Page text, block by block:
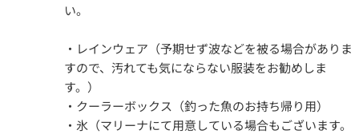
い。
・レインウェア（予期せず波などを被る場合がありま
すので、汚れても気にならない服装をお勧めしま
す。）
・クーラーボックス（釣った魚のお持ち帰り用）
・氷（マリーナにて用意している場合もございます。